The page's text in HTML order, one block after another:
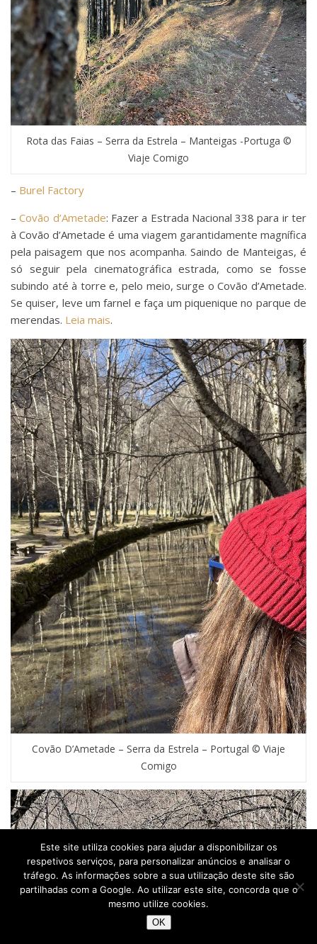
Rota das Faias – Serra da Estrela – Manteigas -Portuga ©
Viaje Comigo
– Burel Factory
–Covão d’Ametade: Fazer a Estrada Nacional 338 para ir ter
à Covão d’Ametade é uma viagem garantidamente magnífica
pela paisagem que nos acompanha. Saindo de Manteigas, é
só seguir pela cinematográfica estrada, como se fosse
subindo até à torre e, pelo meio, surge o Covão d’Ametade.
Se quiser, leve um farnel e faça um piquenique no parque de
merendas. Leia mais.
Covão D’Ametade – Serra da Estrela – Portugal © Viaje
Comigo
Este site utiliza cookies para ajudar a disponibilizar os
respetivos serviços, para personalizar anúncios e analisar o
tráfego. As informações sobre a sua utilização deste site são
partilhadas com a Google. Ao utilizar este site, concorda que o
mesmo utilize cookies.
OK